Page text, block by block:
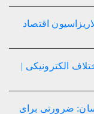
اقتصاد
الکترونیکی |
ضرورتی برای